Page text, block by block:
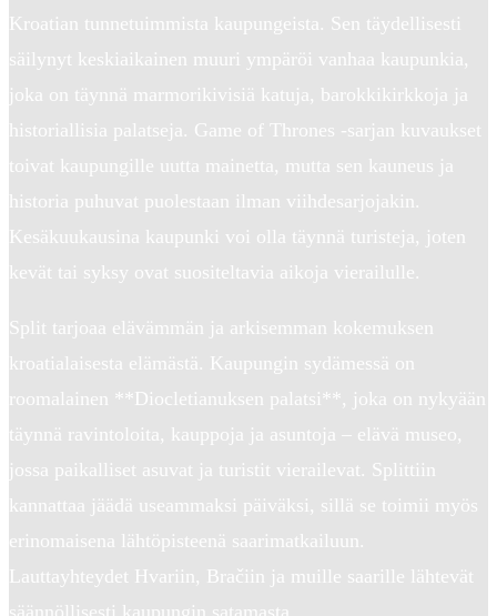
Kroatian tunnetuimmista kaupungeista. Sen täydellisesti
säilynyt keskiaikainen muuri ympäröi vanhaa kaupunkia,
joka on täynnä marmorikivisiä katuja, barokkikirkkoja ja
historiallisia palatseja. Game of Thrones -sarjan kuvaukset
toivat kaupungille uutta mainetta, mutta sen kauneus ja
historia puhuvat puolestaan ilman viihdesarjojakin.
Kesäkuukausina kaupunki voi olla täynnä turisteja, joten
kevät tai syksy ovat suositeltavia aikoja vierailulle.
Split tarjoaa elävämmän ja arkisemman kokemuksen
kroatialaisesta elämästä. Kaupungin sydämessä on
roomalainen **Diocletianuksen palatsi**, joka on nykyään
täynnä ravintoloita, kauppoja ja asuntoja – elävä museo,
jossa paikalliset asuvat ja turistit vierailevat. Splittiin
kannattaa jäädä useammaksi päiväksi, sillä se toimii myös
erinomaisena lähtöpisteenä saarimatkailuun.
Lauttayhteydet Hvariin, Bračiin ja muille saarille lähtevät
säännöllisesti kaupungin satamasta.